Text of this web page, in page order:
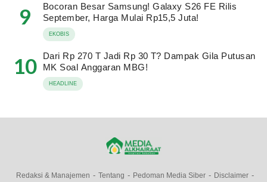
9
Bocoran Besar Samsung! Galaxy S26 FE Rilis
September, Harga Mulai Rp15,5 Juta!
EKOBIS
10
Dari Rp 270 T Jadi Rp 30 T? Dampak Gila Putusan
MK Soal Anggaran MBG!
HEADLINE
Redaksi & Manajemen Tentang Pedoman Media Siber Disclaimer